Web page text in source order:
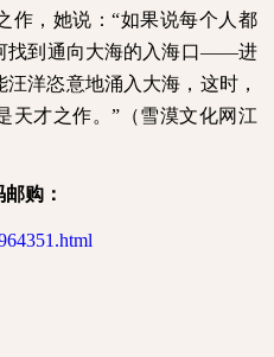
作，她说：“如果说每个人都
找到通向大海的入海口——进
洋恣意地涌入大海，这时，
天才之作。”（雪漠文化网江
购：